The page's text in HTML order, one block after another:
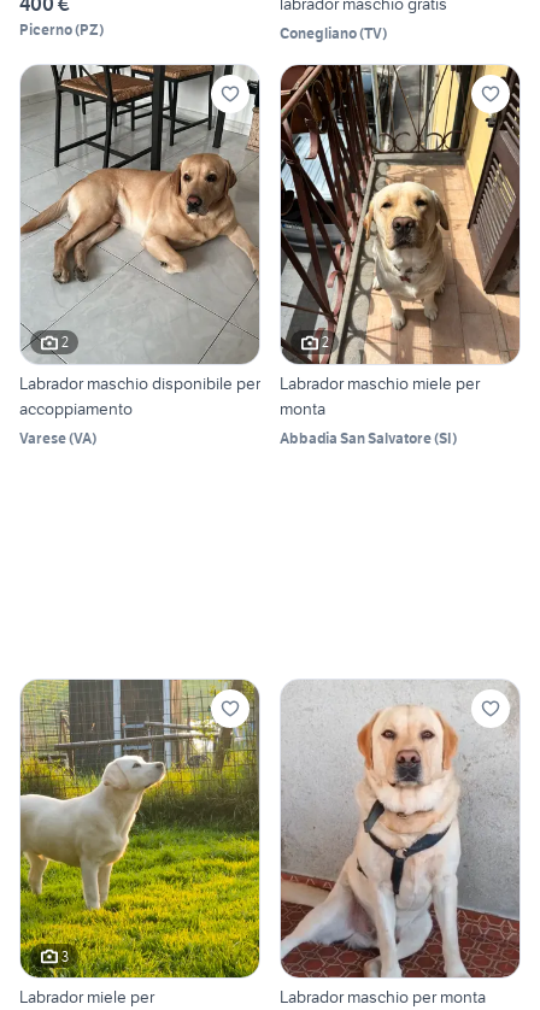
Picerno(PZ) Conegliano(TV)
2
Labrador maschio disponibile per
accoppiamento
Varese(VA)
2
Labrador maschio miele per
monta
Abbadia San Salvatore(SI)
3
Labrador miele per
Labrador maschio per monta